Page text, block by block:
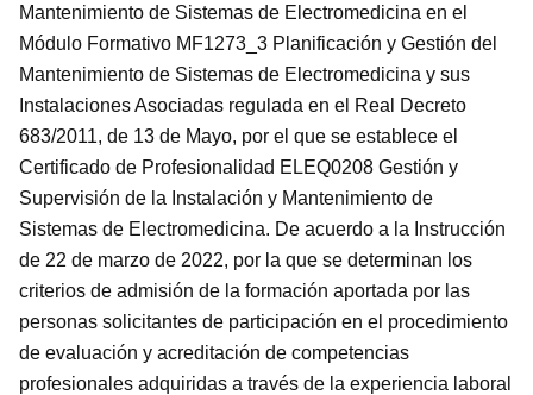
Mantenimiento de Sistemas de Electromedicina en el
Módulo Formativo MF1273_3 Planificación y Gestión del
Mantenimiento de Sistemas de Electromedicina y sus
Instalaciones Asociadas regulada en el Real Decreto
683/2011, de 13 de Mayo, por el que se establece el
Certificado de Profesionalidad ELEQ0208 Gestión y
Supervisión de la Instalación y Mantenimiento de
Sistemas de Electromedicina. De acuerdo a la Instrucción
de 22 de marzo de 2022, por la que se determinan los
criterios de admisión de la formación aportada por las
personas solicitantes de participación en el procedimiento
de evaluación y acreditación de competencias
profesionales adquiridas a través de la experiencia laboral